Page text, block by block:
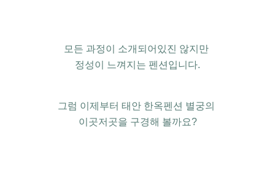
모든 과정이 소개되어있진 않지만
정성이 느껴지는 펜션입니다.
그럼 이제부터 태안 한옥펜션 별궁의
이곳저곳을 구경해 볼까요?